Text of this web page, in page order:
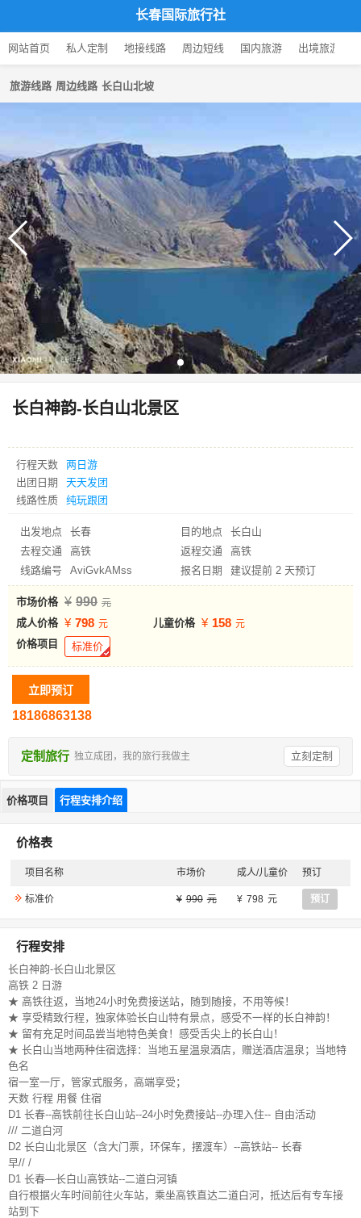
长春国际旅行社
网站首页 私人定制 地接线路 周边短线 国内旅游 出境旅游
旅游线路 周边线路 长白山北坡
长白神韵-长白山北景区
行程天数
两日游
出团日期
天天发团
线路性质
纯玩跟团
出发地点 长春 目的地点
长白山
去程交通
高铁 返程交通
高铁
线路编号
AviGvkAMss 报名日期 建议提前 2 天预订
市场价格 990
成人价格 798 儿童价格 158
价格项目 标准价
18186863138
定制旅行 独立成团，我的旅行我做主 立刻定制
价格项目 行程安排介绍
价格表
项目名称 市场价 成人/儿童价 预订
标准价 990 798 预订
行程安排
长白神韵-长白山北景区
高铁 2 日游
★ 高铁往返，当地24小时免费接送站，随到随接，不用等候！
★ 享受精致行程，独家体验长白山特有景点，感受不一样的长白神韵！
★ 留有充足时间品尝当地特色美食！感受舌尖上的长白山！
★ 长白山当地两种住宿选择：当地五星温泉酒店，赠送酒店温泉；当地特
色名
宿一室一厅，管家式服务，高端享受；
天数 行程 用餐 住宿
D1 长春--高铁前往长白山站--24小时免费接站--办理入住-- 自由活动
/// 二道白河
D2 长白山北景区（含大门票，环保车，摆渡车）--高铁站-- 长春
早// /
D1 长春—长白山高铁站--二道白河镇
自行根据火车时间前往火车站，乘坐高铁直达二道白河，抵达后有专车接
站到下